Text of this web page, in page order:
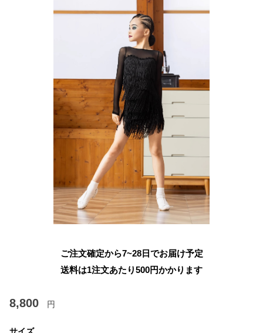
ご注文確定から7~28日でお届け予定
送料は1注文あたり500円かかります
8,800 円